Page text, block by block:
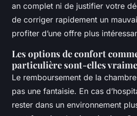
an complet ni de justifier votre
de corriger rapidement un
profiter d’une offre plus
Les options de confort
particulière sont-elles
Le remboursement de la
pas une fantaisie. En cas
rester dans un environnement